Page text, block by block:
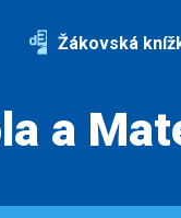
Žákovská
a